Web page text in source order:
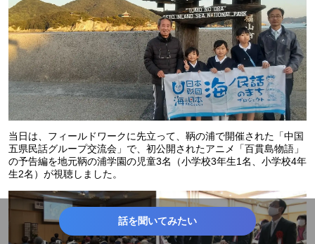
当日は、フィールドワークに先立って、鞆の浦で開催された「中国
五県民話グループ交流会」で、初公開されたアニメ「百貫島物語」
の予告編を地元鞆の浦学園の児童3名（小学校3年生1名、小学校4年
生2名）が視聴しました。
話を聞いてみたい